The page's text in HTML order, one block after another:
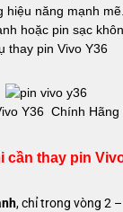
hiệu năng mạnh
hoặc pin sạc
thay pin Vivo Y36
Y36 Chính Hãng
cần thay pin
, chỉ trong vòng 2